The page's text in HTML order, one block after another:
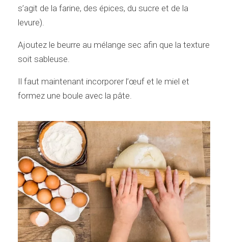
s’agit de la farine, des épices, du sucre et de la
levure).
Ajoutez le beurre au mélange sec afin que la texture
soit sableuse.
Il faut maintenant incorporer l’œuf et le miel et
formez une boule avec la pâte.